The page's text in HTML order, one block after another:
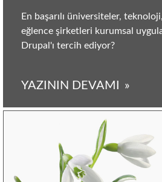
En başarılı üniversiteler,
eğlence şirketleri kurumsal
Drupal'ı tercih ediyor?
YAZININ DEVAMI